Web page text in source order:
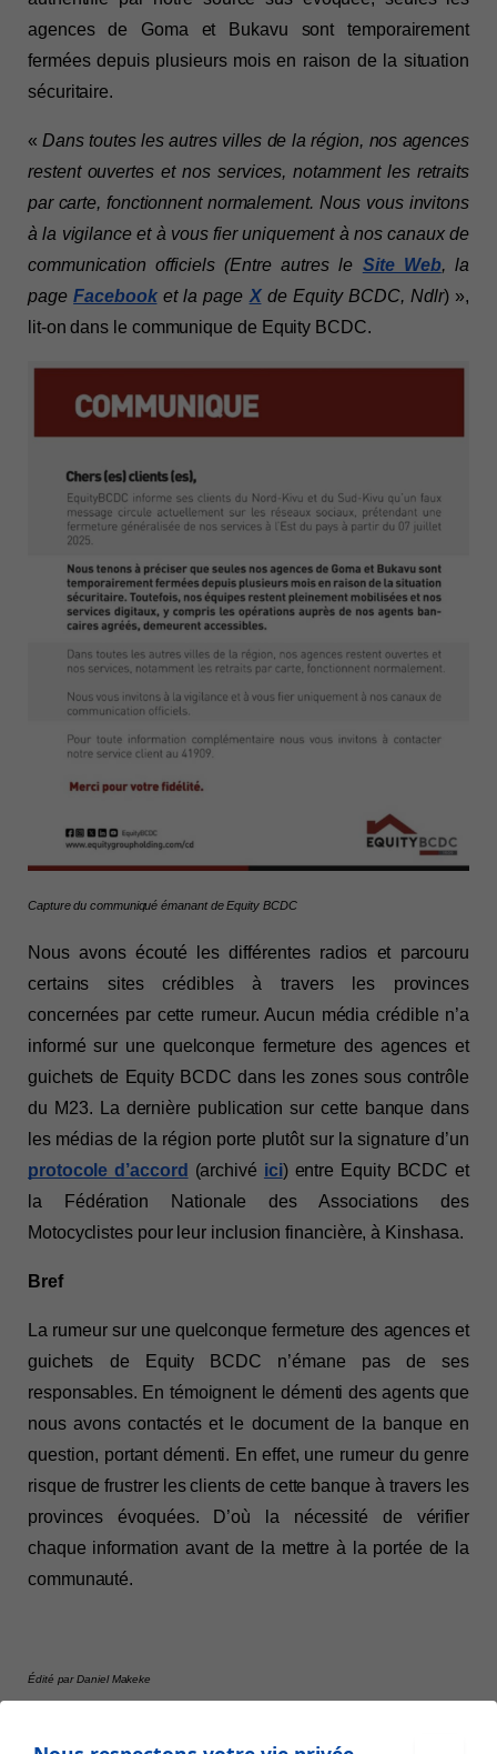
agences de Goma et Bukavu sont temporairement
fermées depuis plusieurs mois en raison de la situation
sécuritaire.
« Dans toutes les autres villes de la région, nos agences
restent ouvertes et nos services, notamment les retraits
par carte, fonctionnent normalement. Nous vous invitons
à la vigilance et à vous fier uniquement à nos canaux de
communication officiels (Entre autres le Site Web, la
page Facebook et la page X de Equity BCDC, Ndlr) »,
lit-on dans le communique de Equity BCDC.
Capture du communiqué émanant de Equity BCDC
Nous avons écouté les différentes radios et parcouru
certains sites crédibles à travers les provinces
concernées par cette rumeur. Aucun média crédible n’a
informé sur une quelconque fermeture des agences et
guichets de Equity BCDC dans les zones sous contrôle
du M23. La dernière publication sur cette banque dans
protocole d’accord (archivé ici) entre Equity BCDC et
la Fédération Nationale des Associations des
Motocyclistes pour leur inclusion financière, à Kinshasa.
Bref
La rumeur sur une quelconque fermeture des agences et
guichets de Equity BCDC n’émane pas de ses
responsables. En témoignent le démenti des agents que
nous avons contactés et le document de la banque en
question, portant démenti. En effet, une rumeur du genre
risque de frustrer les clients de cette banque à travers les
provinces évoquées. D’où la nécessité de vérifier
chaque information avant de la mettre à la portée de la
communauté.
Édité par Daniel Makeke